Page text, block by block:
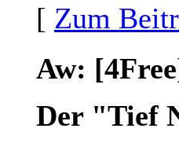
[ Zum
Aw:
Der "Tief